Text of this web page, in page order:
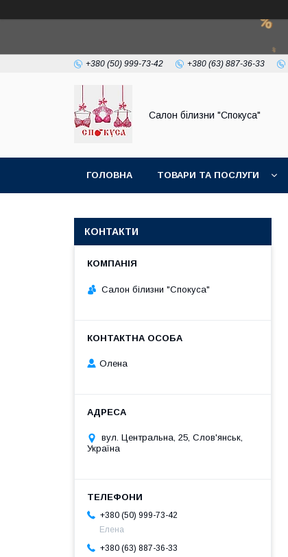
+380 (50) 999-73-42 +380 (63) 887-36-33
Салон білизни "Спокуса"
ГОЛОВНА ТОВАРИ ТА ПОСЛУГИ
КОНТАКТИ
Салон білизни "Спокуса"
Олена
вул. Центральна, 25, Слов'янськ,
Україна
+380 (50) 999-73-42
Елена
+380 (63) 887-36-33